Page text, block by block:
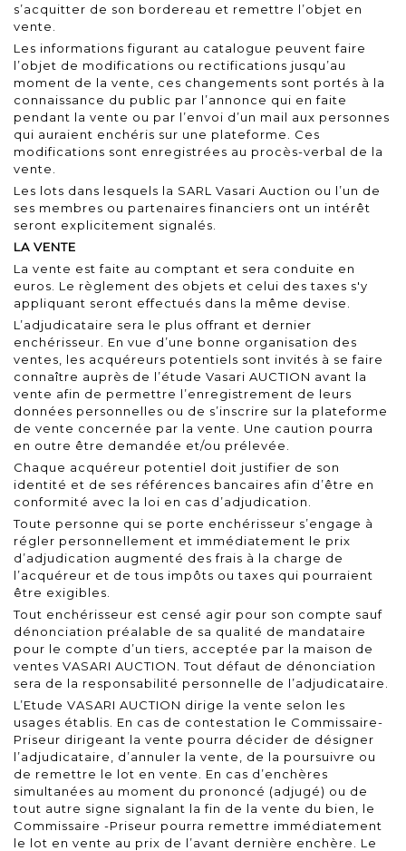
s’acquitter de son bordereau et remettre l’objet en
vente.
Les informations figurant au catalogue peuvent faire
l’objet de modifications ou rectifications jusqu’au
moment de la vente, ces changements sont portés à la
connaissance du public par l’annonce qui en faite
pendant la vente ou par l’envoi d’un mail aux personnes
qui auraient enchéris sur une plateforme. Ces
modifications sont enregistrées au procès-verbal de la
vente.
Les lots dans lesquels la SARL Vasari Auction ou l’un de
ses membres ou partenaires financiers ont un intérêt
seront explicitement signalés.
LA VENTE
La vente est faite au comptant et sera conduite en
euros. Le règlement des objets et celui des taxes s'y
appliquant seront effectués dans la même devise.
L’adjudicataire sera le plus offrant et dernier
enchérisseur. En vue d’une bonne organisation des
ventes, les acquéreurs potentiels sont invités à se faire
connaître auprès de l’étude Vasari AUCTION avant la
vente afin de permettre l’enregistrement de leurs
données personnelles ou de s’inscrire sur la plateforme
de vente concernée par la vente. Une caution pourra
en outre être demandée et/ou prélevée.
Chaque acquéreur potentiel doit justifier de son
identité et de ses références bancaires afin d’être en
conformité avec la loi en cas d’adjudication.
Toute personne qui se porte enchérisseur s’engage à
régler personnellement et immédiatement le prix
d’adjudication augmenté des frais à la charge de
l’acquéreur et de tous impôts ou taxes qui pourraient
être exigibles.
Tout enchérisseur est censé agir pour son compte sauf
dénonciation préalable de sa qualité de mandataire
pour le compte d’un tiers, acceptée par la maison de
ventes VASARI AUCTION. Tout défaut de dénonciation
sera de la responsabilité personnelle de l’adjudicataire.
L’Etude VASARI AUCTION dirige la vente selon les
usages établis. En cas de contestation le Commissaire-
Priseur dirigeant la vente pourra décider de désigner
l’adjudicataire, d’annuler la vente, de la poursuivre ou
de remettre le lot en vente. En cas d’enchères
simultanées au moment du prononcé (adjugé) ou de
tout autre signe signalant la fin de la vente du bien, le
Commissaire -Priseur pourra remettre immédiatement
le lot en vente au prix de l’avant dernière enchère. Le